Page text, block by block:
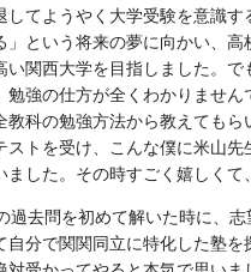
してようやく大学受験を意識
」という将来の夢に向かい、
関西大学を目指しました。
勉強の仕方が全くわかりませ
教科の勉強方法から教えても
ストを受け、こんな僕に米山
した。その時すごく嬉しくて
過去問を初めて解いた時に、
分で関関同立に特化した塾